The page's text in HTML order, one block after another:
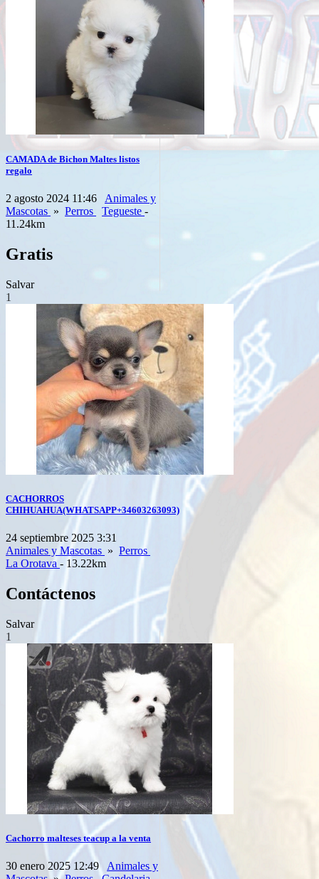
CAMADA de Bichon Maltes listos
regalo
2 agosto 2024 11:46
Animales y
Mascotas » Perros Tegueste -
11.24km
Gratis
Salvar
1
CACHORROS
CHIHUAHUA(WHATSAPP+34603263093)
24 septiembre 2025 3:31
Animales y Mascotas » Perros
La Orotava - 13.22km
Contáctenos
Salvar
1
Cachorro malteses teacup a la venta
30 enero 2025 12:49 Animales y